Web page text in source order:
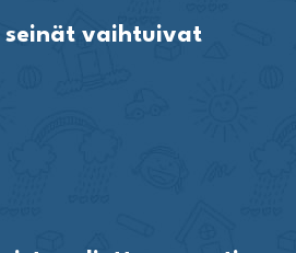
seinät vaihtuivat